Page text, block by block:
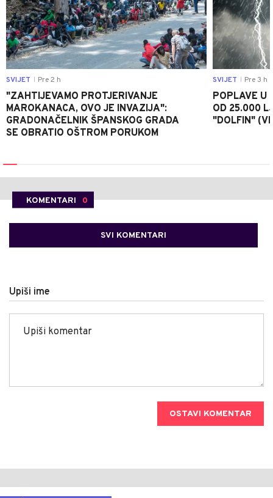
SVIJET Pre 2 h
"ZAHTIJEVAMO PROTJERIVANJE
MAROKANACA, OVO JE INVAZIJA":
GRADONAČELNIK ŠPANSKOG GRADA
SE OBRATIO OŠTROM PORUKOM
SVIJET Pre 3 h
POPLAVE U
OD 25.000
"DOLFIN"
KOMENTARI 0
SVI KOMENTARI
Upiši ime
OSTAVI KOMENTAR